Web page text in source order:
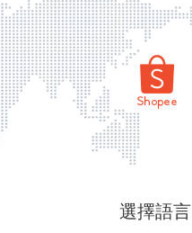
頁面無法顯示
選擇語言